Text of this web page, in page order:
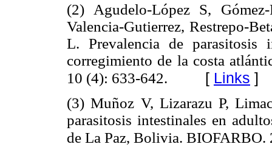
(2) Agudelo-López S,
Valencia-Gutierrez, Restrepo-
L. Prevalencia de parasitosis
corregimiento de la costa
10 (4): 633-642.
[ Links ]
(3) Muñoz V, Lizarazu P,
parasitosis intestinales en
de La Paz, Bolivia.